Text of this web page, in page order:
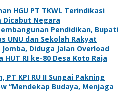
HGU PT TKWL Terindikasi
Negara
Pendidikan, Bupati
UNU dan Sekolah Rakyat
Diduga Jalan Overload
RI ke-80 Desa Koto Raja
PT KPI RU II Sungai Pakning
“Mendekap Budaya, Menjaga